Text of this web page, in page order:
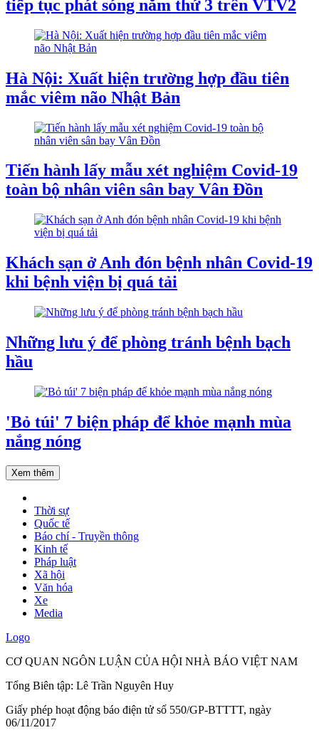
tiếp tục phát sóng năm thứ 3 trên VTV2
Hà Nội: Xuất hiện trường hợp đầu tiên
mắc viêm não Nhật Bản
Tiến hành lấy mẫu xét nghiệm Covid-19
toàn bộ nhân viên sân bay Vân Đồn
Khách sạn ở Anh đón bệnh nhân Covid-19
khi bệnh viện bị quá tải
Những lưu ý để phòng tránh bệnh bạch
hầu
'Bỏ túi' 7 biện pháp để khỏe mạnh mùa
nắng nóng
Xem thêm
Thời sự
Quốc tế
Báo chí - Truyền thông
Kinh tế
Pháp luật
Xã hội
Văn hóa
Xe
Media
Logo
CƠ QUAN NGÔN LUẬN CỦA HỘI NHÀ BÁO VIỆT NAM
Tổng Biên tập: Lê Trần Nguyên Huy
Giấy phép hoạt động báo điện tử số 550/GP-BTTTT, ngày
06/11/2017